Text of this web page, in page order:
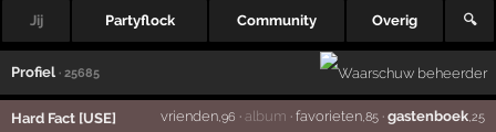
Jij Partyflock Community Overig 🔍
Profiel · 25685
Hard Fact [USE] vrienden,96 · album · favorieten,85· gastenboek,25